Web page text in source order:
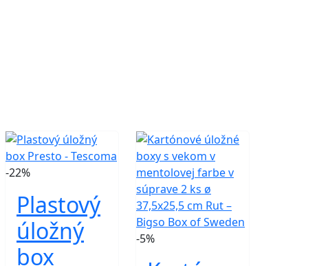
-22%
Plastový
úložný
box
-5%